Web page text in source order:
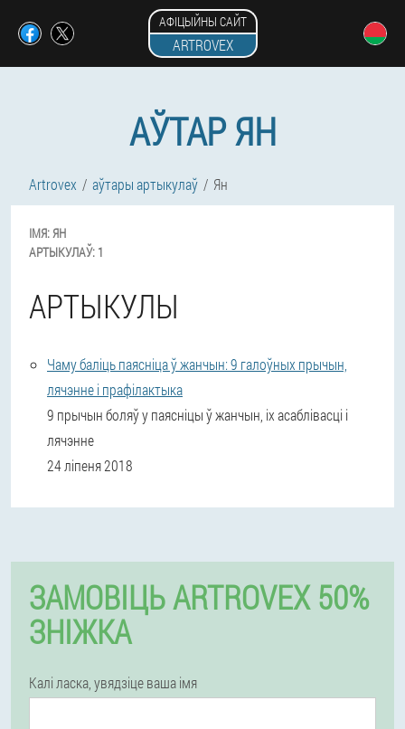
АФІЦЫЙНЫ САЙТ
ARTROVEX
АЎТАР ЯН
Artrovex аўтары артыкулаў Ян
ІМЯ:ЯН
АРТЫКУЛАЎ: 1
АРТЫКУЛЫ
Чаму баліць паясніца ў жанчын: 9 галоўных прычын,
лячэнне і прафілактыка
9 прычын боляў у паясніцы ў жанчын, іх асаблівасці і
лячэнне
24 ліпеня 2018
ЗАМОВІЦЬ ARTROVEX 50%
ЗНІЖКА
Калі ласка, увядзіце ваша імя